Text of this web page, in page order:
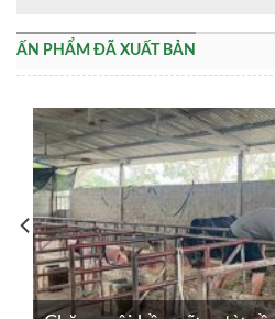
ẤN PHẨM ĐÃ XUẤT BẢN